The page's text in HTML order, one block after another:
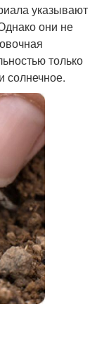
указывают
они не
только
солнечное.